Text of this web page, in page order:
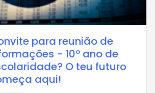
para reunião de
- 10º ano de
O teu futuro
aqui!